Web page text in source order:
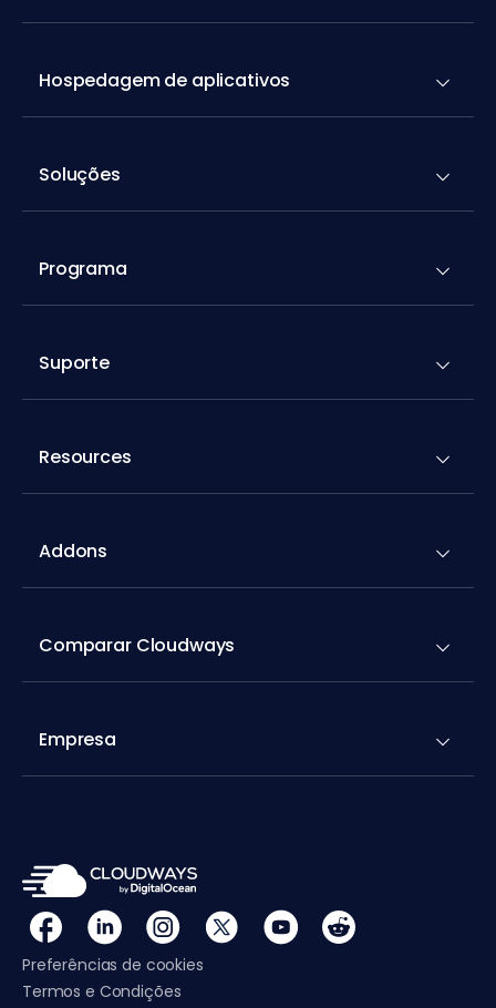
Hospedagem de aplicativos
Soluções
Programa
Suporte
Resources
Addons
Comparar Cloudways
Empresa
Preferências de cookies
Termos e Condições